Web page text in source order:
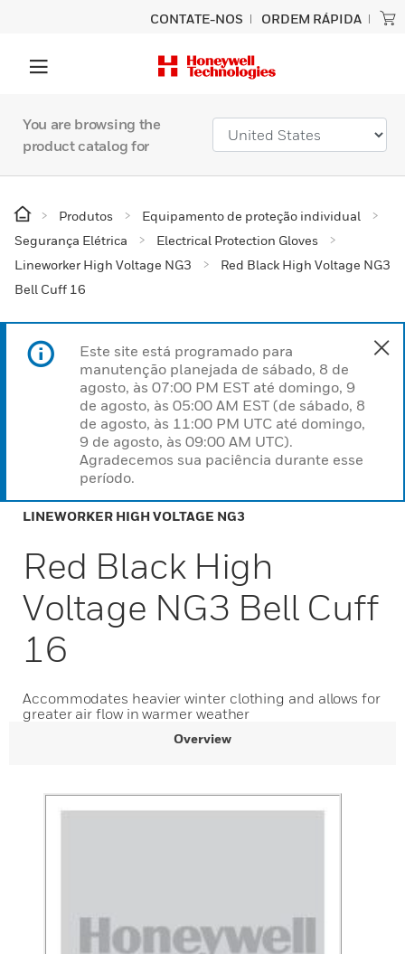
CONTATE-NOS ORDEM RÁPIDA
You are browsing the
product catalog for
Produtos
Equipamento de proteção individual
Segurança Elétrica
Electrical Protection Gloves
Lineworker High Voltage NG3
Red Black High Voltage NG3
Bell Cuff 16
Este site está programado para
manutenção planejada de sábado, 8 de
agosto, às 07:00 PM EST até domingo, 9
de agosto, às 05:00 AM EST (de sábado, 8
de agosto, às 11:00 PM UTC até domingo,
9 de agosto, às 09:00 AM UTC).
Agradecemos sua paciência durante esse
período.
LINEWORKER HIGH VOLTAGE NG3
Red Black High
Voltage NG3 Bell Cuff
16
Accommodates heavier winter clothing and allows for
greater air flow in warmer weather
Overview